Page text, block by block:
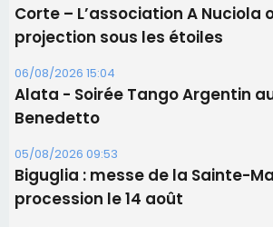
31/07/2026 08:24
Tennis - Début ce week-end du
RCPV
31/07/2026 08:22
82ème anniversaire de la
Commandant Antoine de Saint